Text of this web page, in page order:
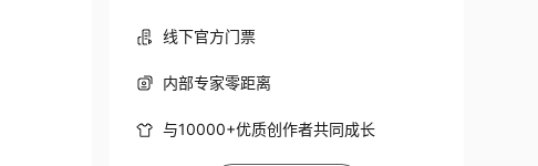
线下官方门票
内部专家零距离
与10000+优质创作者共同成长